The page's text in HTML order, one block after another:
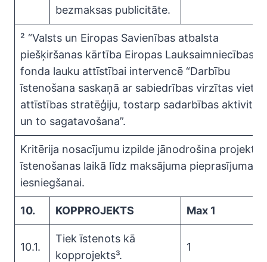
bezmaksas publicitāte.
² “Valsts un Eiropas Savienības atbalsta
piešķiršanas kārtība Eiropas Lauksaimniecības
fonda lauku attīstībai intervencē “Darbību
īstenošana saskaņā ar sabiedrības virzītas
attīstības stratēģiju, tostarp sadarbības
un to sagatavošana”.
Kritērija nosacījumu izpilde jānodrošina projekta
īstenošanas laikā līdz maksājuma pieprasījuma
iesniegšanai.
10. KOPPROJEKTS Max 1
10.1.
Tiek īstenots kā
kopprojekts³.
1